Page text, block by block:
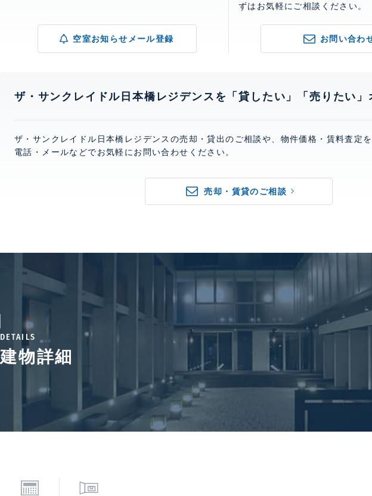
空室お知らせメール登録
ずはお気軽にご相談ください。
お問い合わ
ザ・サンクレイドル日本橋レジデンスを「貸したい」「売りたい」
ザ・サンクレイドル日本橋レジデンスの売却・貸出のご相談や、物件価格・賃料査定
電話・メールなどでお気軽にお問い合わせください。
売却・賃貸のご相談
DETAILS
建物詳細